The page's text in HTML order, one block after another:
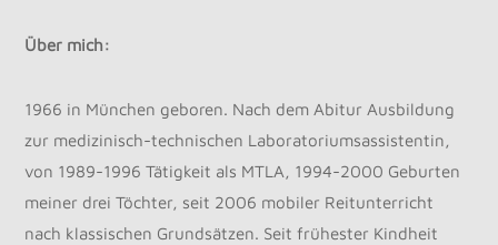
Über mich:
1966 in München geboren. Nach dem Abitur Ausbildung
zur medizinisch-technischen Laboratoriumsassistentin,
von 1989-1996 Tätigkeit als MTLA, 1994-2000 Geburten
meiner drei Töchter, seit 2006 mobiler Reitunterricht
nach klassischen Grundsätzen. Seit frühester Kindheit